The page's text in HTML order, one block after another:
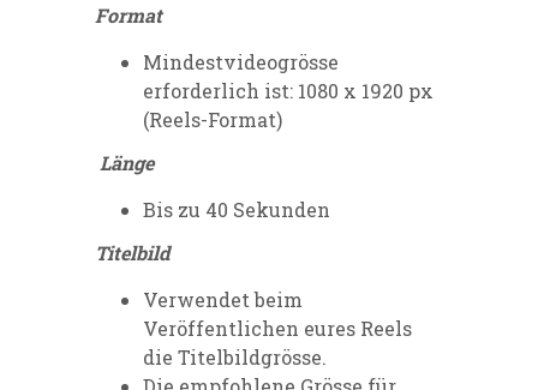
Format
Mindestvideogrösse
erforderlich ist: 1080 x 1920 px
(Reels-Format)
Länge
Bis zu 40 Sekunden
Titelbild
Verwendet beim
Veröffentlichen eures Reels
die Titelbildgrösse.